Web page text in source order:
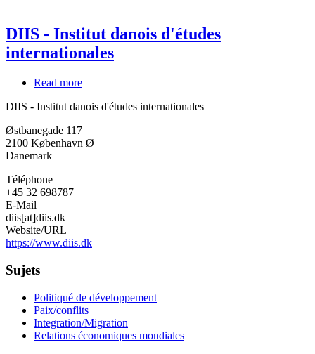
DIIS - Institut danois d'études
internationales
Read more
-
d'études
DIIS - Institut danois d'études internationales
Østbanegade 117
2100 København Ø
Danemark
Téléphone
+45 32 698787
E-Mail
diis[at]diis.dk
Website/URL
https://www.diis.dk
Sujets
Politiqué de développement
Paix/conflits
Integration/Migration
Relations économiques mondiales